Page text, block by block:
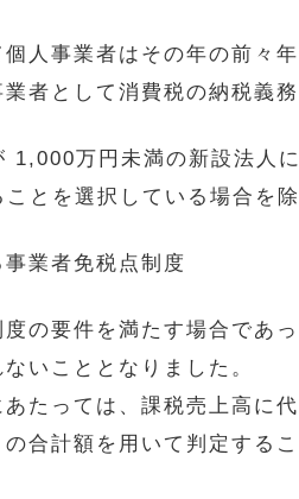
人事業者はその年の前々
者として消費税の納税義
万円未満の新設法人に
とを選択している場合を
事業者免税点制度
の要件を満たす場合であ
いこととなりました。
たっては、課税売上高に
合計額を用いて判定するこ